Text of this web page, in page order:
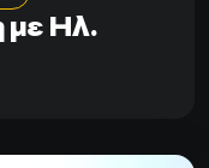
Ηλ.